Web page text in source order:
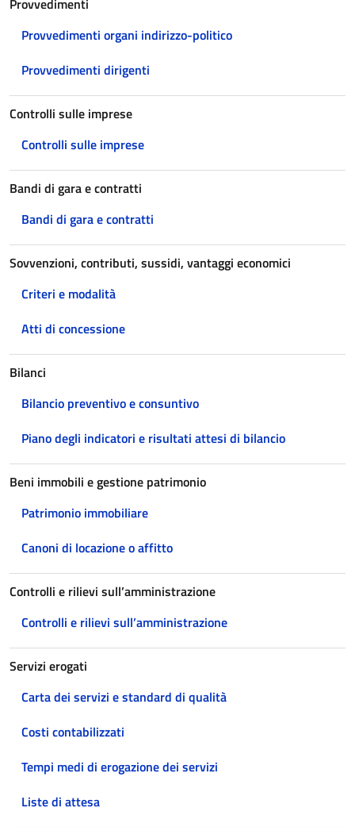
Provvedimenti
Provvedimenti organi indirizzo-politico
Provvedimenti dirigenti
Controlli sulle imprese
Controlli sulle imprese
Bandi di gara e contratti
Bandi di gara e contratti
Sovvenzioni, contributi, sussidi, vantaggi economici
Criteri e modalità
Atti di concessione
Bilanci
Bilancio preventivo e consuntivo
Piano degli indicatori e risultati attesi di bilancio
Beni immobili e gestione patrimonio
Patrimonio immobiliare
Canoni di locazione o affitto
Controlli e rilievi sull’amministrazione
Controlli e rilievi sull’amministrazione
Servizi erogati
Carta dei servizi e standard di qualità
Costi contabilizzati
Tempi medi di erogazione dei servizi
Liste di attesa